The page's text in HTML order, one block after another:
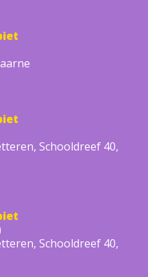
Schooldreef 40,
Schooldreef 40,